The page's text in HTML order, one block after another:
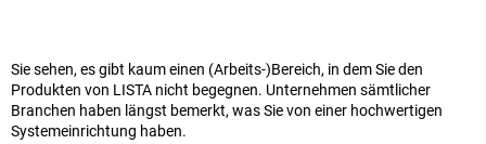
Sie sehen, es gibt kaum einen (Arbeits-)Bereich, in dem Sie den
Produkten von LISTA nicht begegnen. Unternehmen sämtlicher
Branchen haben längst bemerkt, was Sie von einer hochwertigen
Systemeinrichtung haben.